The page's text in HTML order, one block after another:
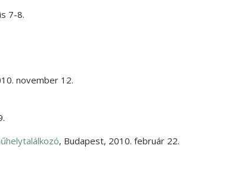
7-8.
november 12.
, Budapest, 2010. február 22.